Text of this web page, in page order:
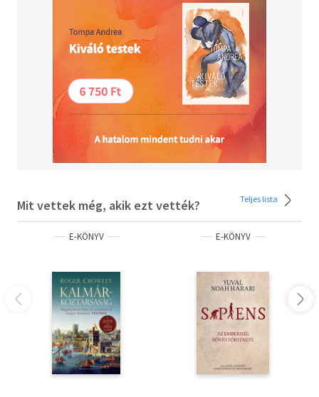
Mit vettek még, akik ezt vették? Teljes lista
E-KÖNYV E-KÖNYV